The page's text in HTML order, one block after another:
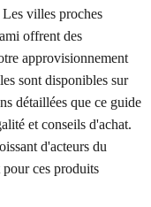
villes proches
offrent des
approvisionnement
sont disponibles sur
détaillées que ce guide
et conseils d'achat.
d'acteurs du
ces produits